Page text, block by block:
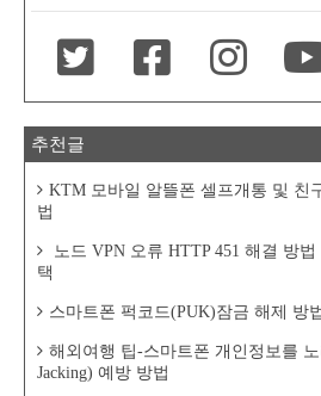
추천글
KTM 모바일 알뜰폰 셀프개통 및 친
법
노드 VPN 오류 HTTP 451 해결 방
택
스마트폰 퍽코드(PUK)잠금 해제 방
해외여행 팁-스마트폰 개인정보를
Jacking) 예방 방법